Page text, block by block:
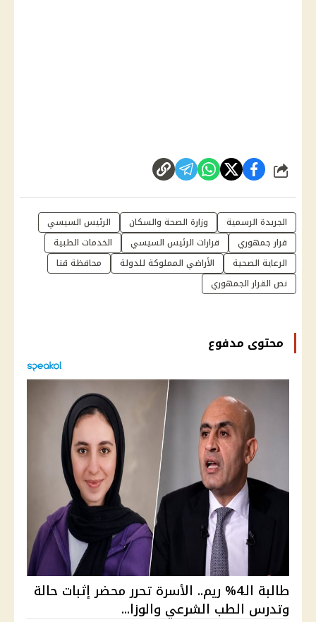
شارك
الجريدة الرسمية وزارة الصحة والسكان
الرئيس السيسي
قرار جمهوري
قرارات الرئيس السيسي
الخدمات الطبية
الرعاية الصحية
الأراضي المملوكة للدولة
محافظة قنا
نص القرار الجمهوري
محتوى مدفوع
طالبة الـ4% ريم.. الأسرة تحرر محضر إثبات حالة
وتدرس الطب الشرعي والوزا...